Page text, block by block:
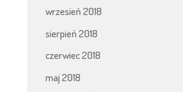
wrzesień 2018
sierpień 2018
czerwiec 2018
maj 2018